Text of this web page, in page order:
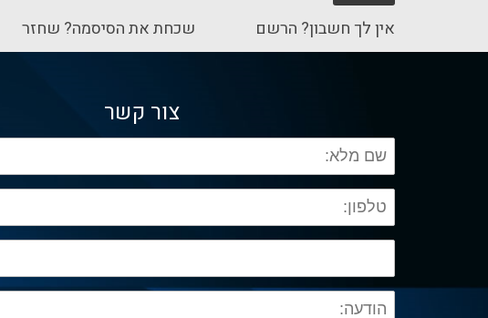
אין לך חשבון? הרשם שכחת את הסיסמה? שחזר
צור קשר